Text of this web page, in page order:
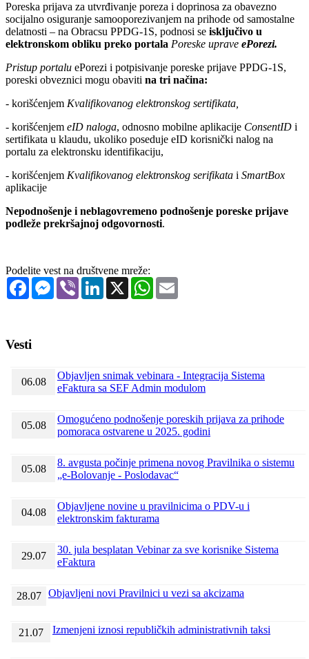
Poreska prijava za utvrđivanje poreza i doprinosa za obavezno
socijalno osiguranje samooporezivanjem na prihode od samostalne
delatnosti – na Obracsu PPDG-1S, podnosi se isključivo u
elektronskom obliku preko portala Poreske uprave ePorezi.
Pristup portalu ePorezi i potpisivanje poreske prijave PPDG-1S,
poreski obveznici mogu obaviti na tri načina:
- korišćenjem Kvalifikovanog elektronskog sertifikata,
- korišćenjem eID naloga, odnosno mobilne aplikacije ConsentID i
sertifikata u klaudu, ukoliko poseduje eID korisnički nalog na
portalu za elektronsku identifikaciju,
- korišćenjem Kvalifikovanog elektronskog serifikata i SmartBox
aplikacije
Nepodnošenje i neblagovremeno podnošenje poreske prijave
podleže prekršajnoj odgovornosti.
Podelite vest na društvene mreže:
FacebookMessenger
Viber LinkedIn
X WhatsApp
Vesti
06.08
Objavljen snimak vebinara - Integracija Sistema
eFaktura sa SEF Admin modulom
05.08
Omogućeno podnošenje poreskih prijava za prihode
pomoraca ostvarene u 2025. godini
05.08
8. avgusta počinje primena novog Pravilnika o sistemu
„e-Bolovanje - Poslodavac“
04.08
Objavljene novine u pravilnicima o PDV-u i
elektronskim fakturama
29.07
30. jula besplatan Vebinar za sve korisnike Sistema
eFaktura
28.07 Objavljeni novi Pravilnici u vezi sa akcizama
21.07 Izmenjeni iznosi republičkih administrativnih taksi